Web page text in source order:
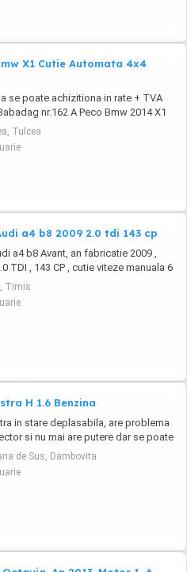
X1 Cutie Automata 4x4
se poate achizitiona in rate + TVA
nr.162 A Peco Bmw 2014 X1
143cp xDrive - Cutie Automata -
integrala - Dublu Climatronic -
electrice - Oglinzile incalzite -
Tulcea
a4 b8 2009 2.0 tdi 143 cp
a4 b8 Avant, an fabricatie 2009 ,
TDI , 143 CP , cutie viteze manuala 6
fata Are ca dotari : -navigatie
-climatizare automata -geamuri
-oglinzi electrice -computer de bord
Timis
H 1.6 Benzina
in stare deplasabila, are problema
si nu mai are putere dar se poate
pretul este negociabil la fata locului,
si instalație Gpl omologată.
de Sus, Dambovita